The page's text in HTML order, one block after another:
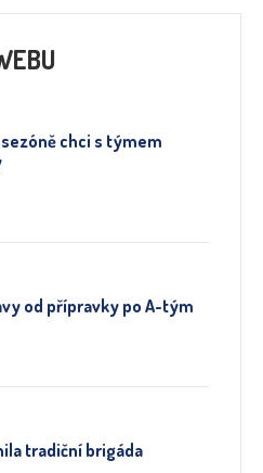
sezóně chci s týmem
od přípravky po A-tým
tradiční brigáda